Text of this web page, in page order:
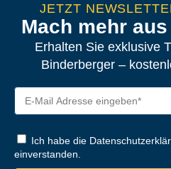
JETZT
Mach mehr
Erhalten Sie exklusive
Binderberger –
Ich habe die
einverstanden.